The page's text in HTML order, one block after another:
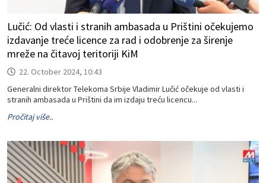
Lučić: Od vlasti i stranih ambasada u Prištini očekujemo
izdavanje treće licence za rad i odobrenje za širenje
mreže na čitavoj teritoriji KiM
22. October 2024, 10:43
Generalni direktor Telekoma Srbije Vladimir Lučić očekuje od vlasti i
stranih ambasada u Prištini da im izdaju treću licencu...
Pročitaj više..